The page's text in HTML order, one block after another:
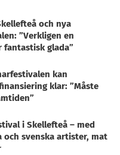
och nya
”Verkligen en
fantastisk glada”
kan
klar: ”Måste
i Skellefteå – med
svenska artister, mat